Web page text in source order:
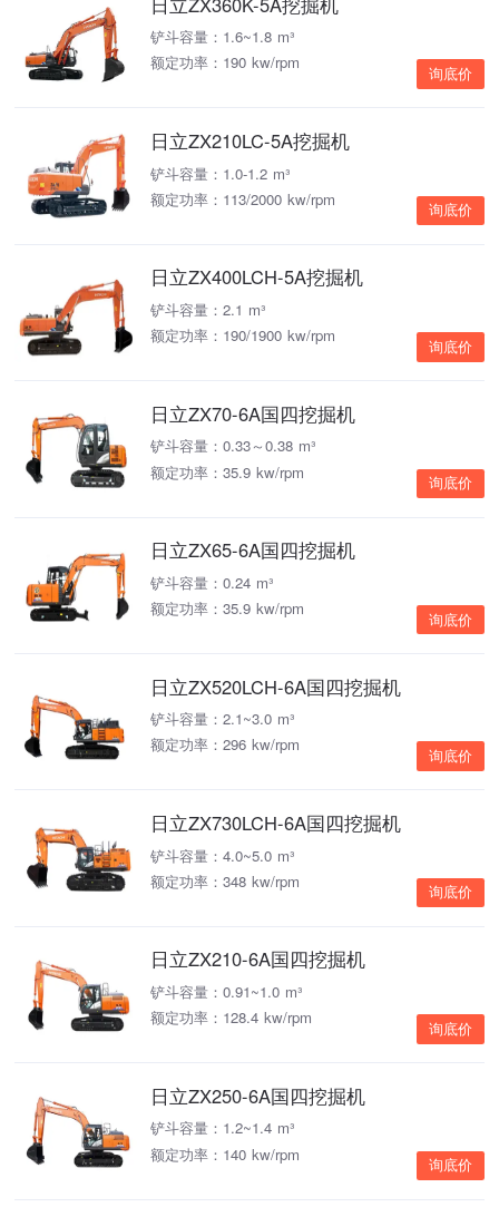
铲斗容量：1.6~1.8 m³
额定功率：190 kw/rpm
询底价
日立ZX210LC-5A挖掘机
铲斗容量：1.0-1.2 m³
额定功率：113/2000 kw/rpm
询底价
日立ZX400LCH-5A挖掘机
铲斗容量：2.1 m³
额定功率：190/1900 kw/rpm
询底价
日立ZX70-6A国四挖掘机
铲斗容量：0.33～0.38 m³
额定功率：35.9 kw/rpm
询底价
日立ZX65-6A国四挖掘机
铲斗容量：0.24 m³
额定功率：35.9 kw/rpm
询底价
日立ZX520LCH-6A国四挖掘机
铲斗容量：2.1~3.0 m³
额定功率：296 kw/rpm
询底价
日立ZX730LCH-6A国四挖掘机
铲斗容量：4.0~5.0 m³
额定功率：348 kw/rpm
询底价
日立ZX210-6A国四挖掘机
铲斗容量：0.91~1.0 m³
额定功率：128.4 kw/rpm
询底价
日立ZX250-6A国四挖掘机
铲斗容量：1.2~1.4 m³
额定功率：140 kw/rpm
询底价